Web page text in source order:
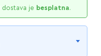
dostava je besplatna.